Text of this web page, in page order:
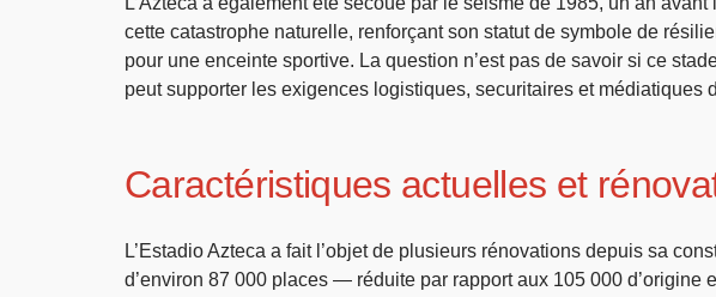
cette catastrophe naturelle, renforçant son statut de symbole de
pour une enceinte sportive. La question n’est pas de savoir si ce
peut supporter les exigences logistiques, securitaires et médiatiques
Caractéristiques actuelles et
L’Estadio Azteca a fait l’objet de plusieurs rénovations depuis sa
d’environ 87 000 places — réduite par rapport aux 105 000